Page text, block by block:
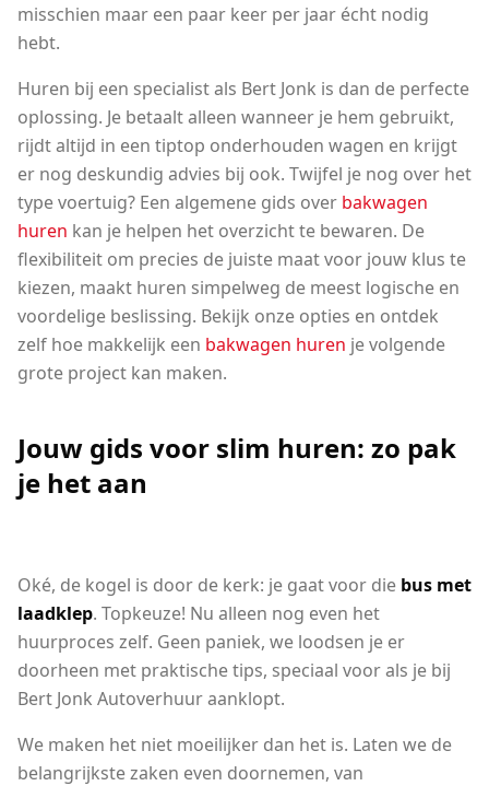
misschien maar een paar keer per jaar écht nodig
hebt.
Huren bij een specialist als Bert Jonk is dan de perfecte
oplossing. Je betaalt alleen wanneer je hem gebruikt,
rijdt altijd in een tiptop onderhouden wagen en krijgt
er nog deskundig advies bij ook. Twijfel je nog over het
type voertuig? Een algemene gids over bakwagen
huren kan je helpen het overzicht te bewaren. De
flexibiliteit om precies de juiste maat voor jouw klus te
kiezen, maakt huren simpelweg de meest logische en
voordelige beslissing. Bekijk onze opties en ontdek
zelf hoe makkelijk een bakwagen huren je volgende
grote project kan maken.
Jouw gids voor slim huren: zo pak
je het aan
Oké, de kogel is door de kerk: je gaat voor die bus met
laadklep. Topkeuze! Nu alleen nog even het
huurproces zelf. Geen paniek, we loodsen je er
doorheen met praktische tips, speciaal voor als je bij
Bert Jonk Autoverhuur aanklopt.
We maken het niet moeilijker dan het is. Laten we de
belangrijkste zaken even doornemen, van